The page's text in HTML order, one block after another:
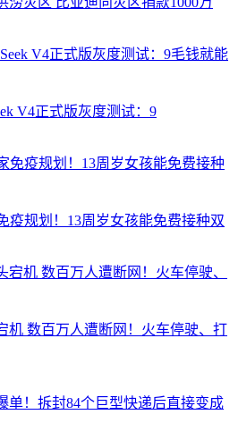
V4正式版灰度测试：9
疫规划！13周岁女孩能免费接种双
机 数百万人遭断网！火车停驶、打